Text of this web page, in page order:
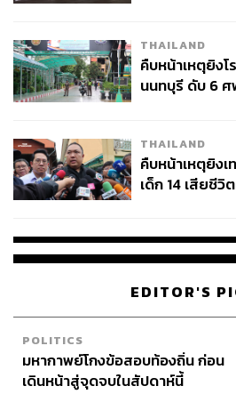
THAILAND
คืบหน้าเหตุยิงโ
นนทบุรี ดับ 6 ศ
THAILAND
คืบหน้าเหตุยิง
เด็ก 14 เสียชีวิ
EDITOR'S
POLITICS
มหากาพย์โกงข้อสอบท้องถิ่น ก่อน
เดินหน้าสู่จุดจบในสัปดาห์นี้